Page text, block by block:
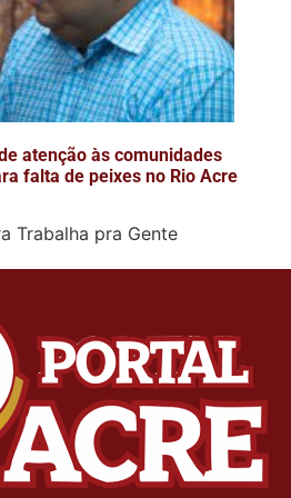
atenção às comunidades
falta de peixes no Rio Acre